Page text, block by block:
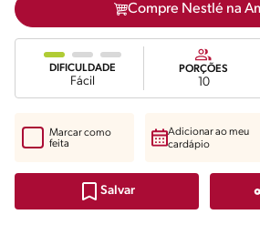
Compre Nestlé na
DIFICULDADE
Fácil
PORÇÕES
10
Salvar
Marcar como
feita
Adicionar ao meu
cardápio